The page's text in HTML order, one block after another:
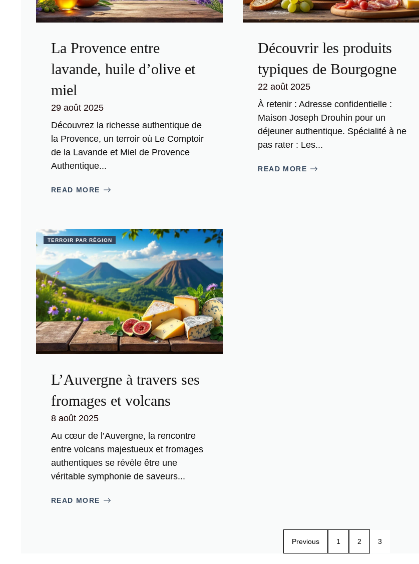
La Provence entre
lavande, huile d’olive et
miel
29 août 2025
Découvrez la richesse authentique de
la Provence, un terroir où Le Comptoir
de la Lavande et Miel de Provence
Authentique...
READ MORE
Découvrir les produits
typiques de Bourgogne
22 août 2025
À retenir : Adresse confidentielle :
Maison Joseph Drouhin pour un
déjeuner authentique. Spécialité à ne
pas rater : Les...
READ MORE
TERROIR PAR RÉGION
L’Auvergne à travers ses
fromages et volcans
8 août 2025
Au cœur de l’Auvergne, la rencontre
entre volcans majestueux et fromages
authentiques se révèle être une
véritable symphonie de saveurs...
READ MORE
Previous 1 2 3